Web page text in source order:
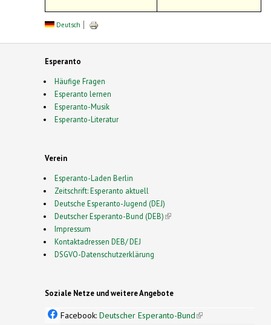
Deutsch
Esperanto
Häufige Fragen
Esperanto lernen
Esperanto-Musik
Esperanto-Literatur
Verein
Esperanto-Laden Berlin
Zeitschrift: Esperanto aktuell
Deutsche Esperanto-Jugend (DEJ)
Deutscher Esperanto-Bund (DEB)(link is external)
Impressum
Kontaktadressen DEB/ DEJ
DSGVO-Datenschutzerklärung
Soziale Netze und weitere Angebote
Facebook: Deutscher Esperanto-Bund(link is